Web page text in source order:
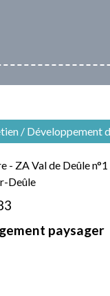
/ Développement
- ZA Val de Deûle n°1
Deûle
paysager